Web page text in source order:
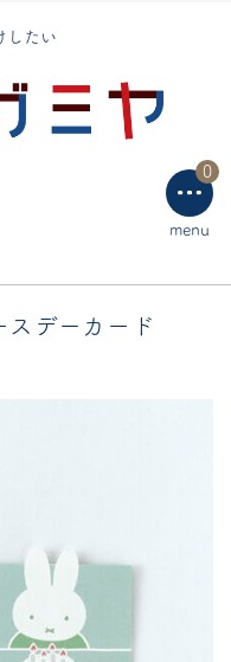
したい
0
menu
スデーカード